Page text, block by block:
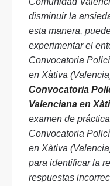
disminuir la
esta manera,
experimentar el
Convocatoria
en Xàtiva
Convocatoria
Valenciana en
examen de
Convocatoria
en Xàtiva
para identificar la
respuestas